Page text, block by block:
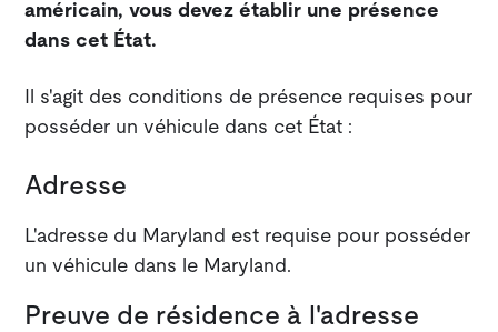
américain, vous devez établir une présence
dans cet État.
Il s'agit des conditions de présence requises pour
posséder un véhicule dans cet État :
Adresse
L'adresse du Maryland est requise pour posséder
un véhicule dans le Maryland.
Preuve de résidence à l'adresse